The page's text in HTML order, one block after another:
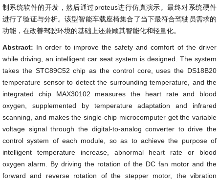
制系统软件的开发，然后通过proteus进行仿真演示。最终对系统硬件
进行了验证与分析。该型智能车载座椅集合了当下最符合驾驶员需求的
功能，在改善驾驶环境的基础上还兼顾其智能化和轻量化。
Abstract: In order to improve the safety and comfort of the driver
while driving, an intelligent car seat system is designed. The system
takes the STC89C52 chip as the control core, uses the DS18B20
temperature sensor to detect the surrounding temperature, and the
integrated chip MAX30102 measures the heart rate and blood
oxygen, supplemented by temperature adaptation and infrared
scanning, and makes the single-chip microcomputer get the variable
voltage signal through the digital-to-analog converter to drive the
control system of each module, so as to achieve the purpose of
intelligent temperature increase, abnormal heart rate or blood
oxygen alarm. By driving the rotation of the DC fan motor and the
forward and reverse rotation of the stepper motor, the vibration